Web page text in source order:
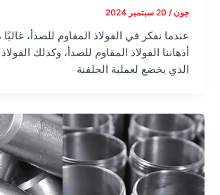
جون/20 سبتمبر 2024
عندما نفكر في الفولاذ المقاوم للصدأ، غالبًا
أذهاننا الفولاذ المقاوم للصدأ، وكذلك
الذي يخضع لعملية الجلفنة